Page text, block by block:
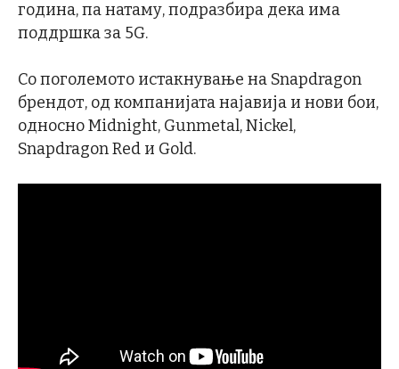
година, па натаму, подразбира дека има
поддршка за 5G.
Со поголемото истакнување на Snapdragon
брендот, од компанијата најавија и нови бои,
односно Midnight, Gunmetal, Nickel,
Snapdragon Red и Gold.